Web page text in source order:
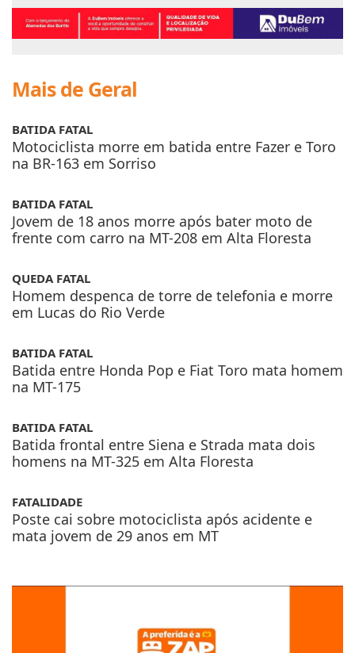
Mais de Geral
BATIDA FATAL
Motociclista morre em batida entre Fazer e Toro
na BR-163 em Sorriso
BATIDA FATAL
Jovem de 18 anos morre após bater moto de
frente com carro na MT-208 em Alta Floresta
QUEDA FATAL
Homem despenca de torre de telefonia e morre
em Lucas do Rio Verde
BATIDA FATAL
Batida entre Honda Pop e Fiat Toro mata homem
na MT-175
BATIDA FATAL
Batida frontal entre Siena e Strada mata dois
homens na MT-325 em Alta Floresta
FATALIDADE
Poste cai sobre motociclista após acidente e
mata jovem de 29 anos em MT